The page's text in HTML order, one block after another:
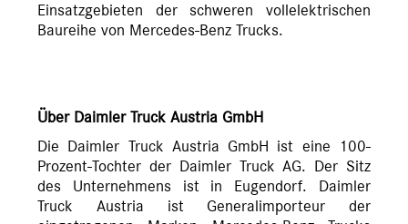
Einsatzgebieten der schweren vollelektrischen
Baureihe von Mercedes-Benz Trucks.
Über Daimler Truck Austria GmbH
Die Daimler Truck Austria GmbH ist eine 100-
Prozent-Tochter der Daimler Truck AG. Der Sitz
des Unternehmens ist in Eugendorf. Daimler
Truck Austria ist Generalimporteur der